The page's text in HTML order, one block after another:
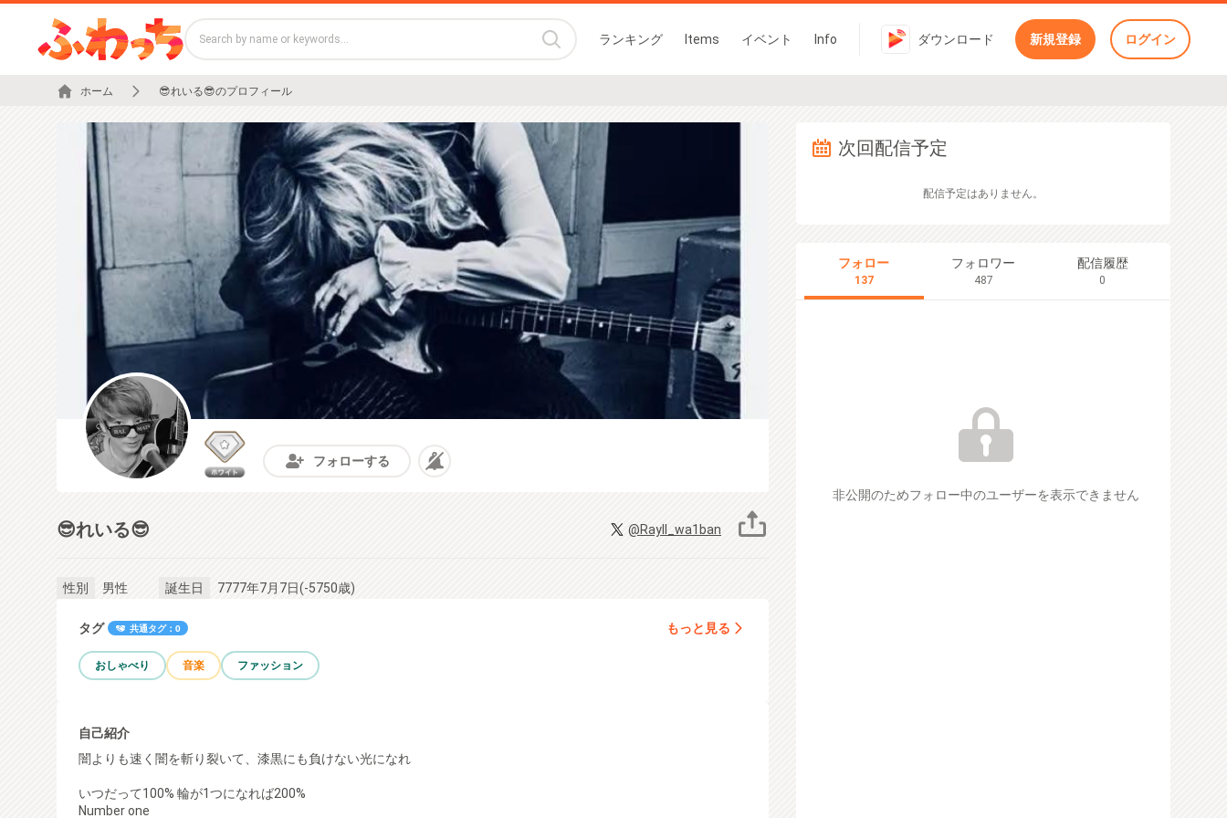
ランキング Items イベント Info ダウンロード 新規登録 ログイン
ホーム 😎れいる😎のプロフィール
フォローする
😎れいる😎 @Rayll_wa1ban
性別 男性 誕生日 7777年7月7日(-5750歳)
タグ 共通タグ：0 もっと見る
おしゃべり 音楽 ファッション
自己紹介
闇よりも速く闇を斬り裂いて、漆黒にも負けない光になれ
いつだって100% 輪が1つになれば200%
Number one
次回配信予定
配信予定はありません。
フォロー
137
フォロワー
487
配信履歴
0
非公開のためフォロー中のユーザーを表示できません